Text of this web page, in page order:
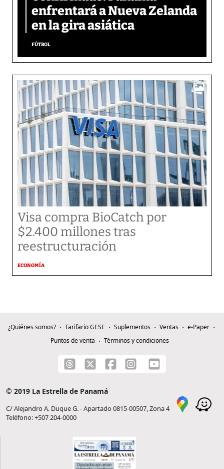
enfrentará a Nueva Zelanda
en la gira asiática
FÚTBOL
Visa compra BioCatch por
$2.400 millones tras
reestructuración
ECONOMÍA
¿Quiénes somos? Tarifario GESE Suplementos Ventas
e-Paper
Puntos de venta
Términos y condiciones
© 2019 La Estrella de Panamá
C/ Alejandro A. Duque G. - Apartado 0815-00507, Zona 4
Teléfono: +507 204-0000